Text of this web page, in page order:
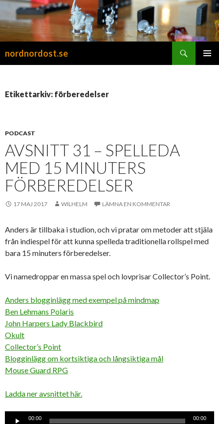
nordnordost.se
Etikettarkiv: förberedelser
PODCAST
AVSNITT 31 – SPELLEDA
MED 15 MINUTERS
FÖRBEREDELSER
17 MAJ 2017 WILHELM LÄMNA EN KOMMENTAR
Anders är tillbaka i studion, och vi pratar om metoder att stjäla
från indiespel för att kunna spelleda traditionella rollspel med
bara 15 minuters förberedelser.
Vi namedroppar en massa spel och lovprisar Collector’s Point.
Anders blogginlägg med exempel på mindmap
Ben Lehmans Polaris
John Harpers Lady Blackbird
Okult
Collector’s Point
Blogginlägg om kortsiktiga och långsiktiga mål
Mouse Guard RPG
Ladda ner avsnittet här.
Ljudspelare
00:00 00:00